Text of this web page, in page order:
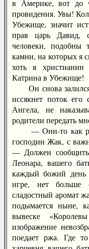
в Америке, вот до
провидения. Увы!
Убежище, значит
прав царь Давид,
человеки, подобны
камни, на которых я
хоть я
Катрина в Убежище!
Он снова залился
иссякнет поток его
Ангела, не
родители передать
— Они-то как
господин Жак, с
— Должен
Леонара, вашего
каждый божий день
игре, нет
сладостный аромат
подымается ныне,
вывеске
изображение
поедает ржа. Где